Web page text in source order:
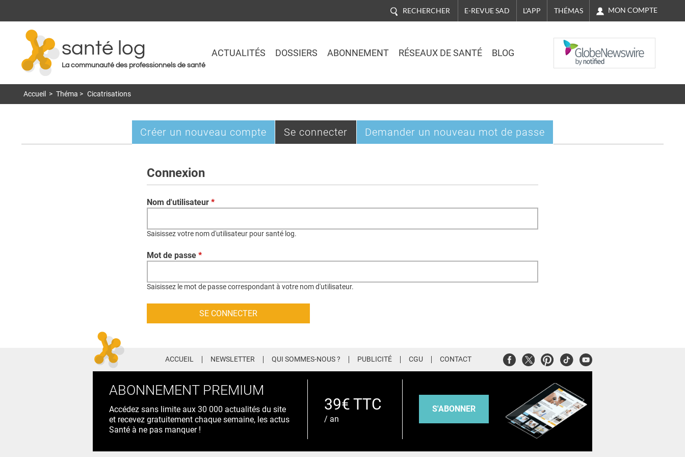
RECHERCHER E-REVUE SAD L'APP THÉMAS MON COMPTE
santé log
La communauté des professionnels de santé
ACTUALITÉS DOSSIERS ABONNEMENT RÉSEAUX DE SANTÉ BLOG
NASDAQ
Accueil > Théma > Cicatrisations
Onglets
Créer un nouveau compte Se connecter (onglet
actif)
Demander un nouveau mot de passe
Connexion
Nom d'utilisateur *
Saisissez votre nom d'utilisateur pour santé log.
Mot de passe *
Saisissez le mot de passe correspondant à votre nom d'utilisateur.
ACCUEIL NEWSLETTER QUI SOMMES-NOUS ? PUBLICITÉ CGU CONTACT FacebookTwitterPinterest
TiktokYoutube
ABONNEMENT PREMIUM
Accédez sans limite aux 30 000 actualités du site
et recevez gratuitement chaque semaine, les actus
Santé à ne pas manquer !
39€ TTC
/ an
S'ABONNER